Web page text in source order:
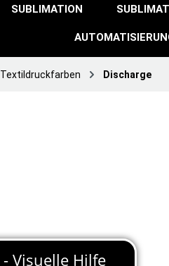
SUBLIMATION
Textildruckfarben Discharge